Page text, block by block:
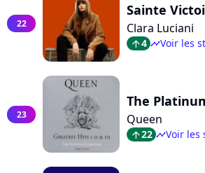
22
Sainte
Clara Luciani
arrow_top4 timelineVoir les
23
The
Queen
arrow_top22 timelineVoir les